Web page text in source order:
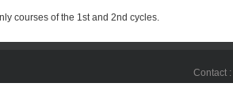
courses of the 1st and 2nd cycles.
Contact :